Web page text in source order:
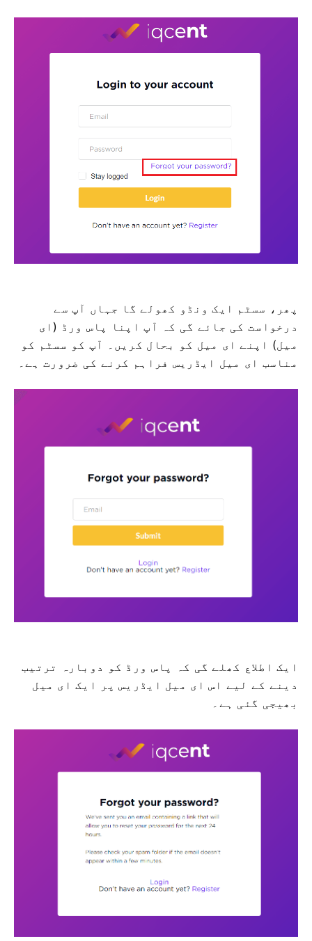
پھر، سسٹم ایک ونڈو کھولے گا جہاں آپ سے
درخواست کی جائے گی کہ آپ اپنا پاس ورڈ (ای
میل) اپنے ای میل کو بحال کریں۔ آپ کو سسٹم کو
مناسب ای میل ایڈریس فراہم کرنے کی ضرورت ہے۔
ایک اطلاع کھلے گی کہ پاس ورڈ کو دوبارہ ترتیب
دینے کے لیے اس ای میل ایڈریس پر ایک ای میل
بھیجی گئی ہے۔